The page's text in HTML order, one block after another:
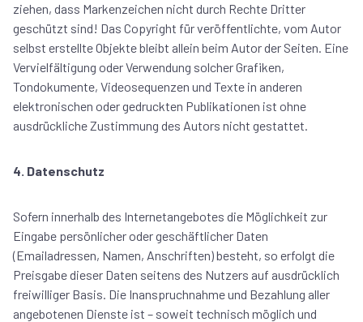
ziehen, dass Markenzeichen nicht durch Rechte Dritter
geschützt sind! Das Copyright für veröffentlichte, vom Autor
selbst erstellte Objekte bleibt allein beim Autor der Seiten. Eine
Vervielfältigung oder Verwendung solcher Grafiken,
Tondokumente, Videosequenzen und Texte in anderen
elektronischen oder gedruckten Publikationen ist ohne
ausdrückliche Zustimmung des Autors nicht gestattet.
4. Datenschutz
Sofern innerhalb des Internetangebotes die Möglichkeit zur
Eingabe persönlicher oder geschäftlicher Daten
(Emailadressen, Namen, Anschriften) besteht, so erfolgt die
Preisgabe dieser Daten seitens des Nutzers auf ausdrücklich
freiwilliger Basis. Die Inanspruchnahme und Bezahlung aller
angebotenen Dienste ist – soweit technisch möglich und